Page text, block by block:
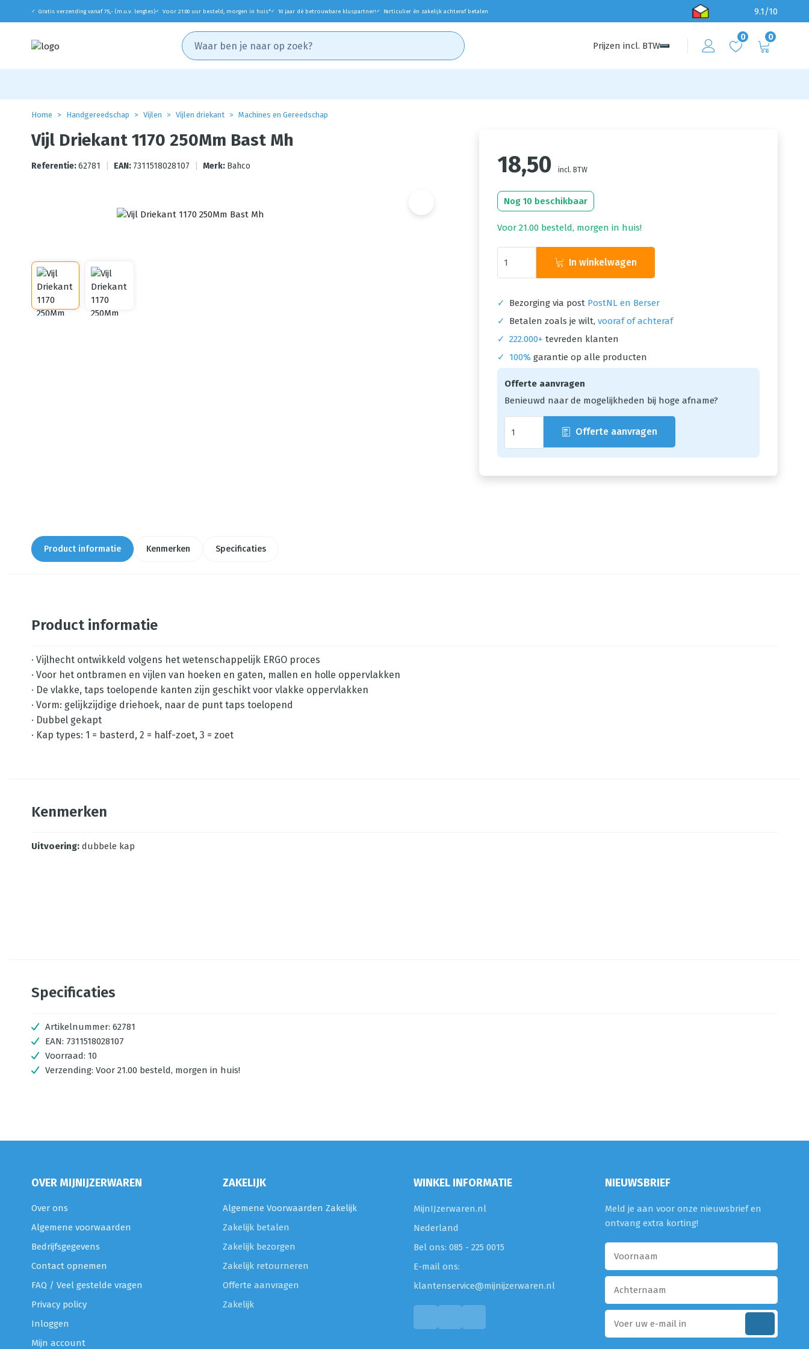
✓ Gratis verzending vanaf 75,- (m.u.v. lengtes)✓ Voor 21:00 uur besteld, morgen in huis*✓ 10 jaar dé betrouwbare kluspartner! ✓ Particulier én zakelijk achteraf betalen 9.1/10
Prijzen incl. BTW
0 0
Home Handgereedschap Vijlen Vijlen driekant Machines en Gereedschap
Vijl Driekant 1170 250Mm Bast Mh
Referentie:62781 EAN: 7311518028107 Merk: Bahco 18,50 incl. BTW
Nog 10 beschikbaar
Voor 21.00 besteld, morgen in huis!
In winkelwagen
✓ Bezorging via post PostNL en Berser
✓
Betalen zoals je wilt, vooraf of achteraf
✓ 222.000+ tevreden klanten
✓
100% garantie op alle producten
Offerte aanvragen
Benieuwd naar de mogelijkheden bij hoge afname?
Offerte aanvragen
Product informatie Kenmerken Specificaties
Product informatie
· Vijlhecht ontwikkeld volgens het wetenschappelijk ERGO proces
· Voor het ontbramen en vijlen van hoeken en gaten, mallen en holle oppervlakken
· De vlakke, taps toelopende kanten zijn geschikt voor vlakke oppervlakken
· Vorm: gelijkzijdige driehoek, naar de punt taps toelopend
· Dubbel gekapt
· Kap types: 1 = basterd, 2 = half-zoet, 3 = zoet
Kenmerken
Uitvoering: dubbele kap
Specificaties
Artikelnummer: 62781
EAN: 7311518028107
Voorraad: 10
Verzending: Voor 21.00 besteld, morgen in huis!
OVER MIJNIJZERWAREN
Over ons
Algemene voorwaarden
Bedrijfsgegevens
Contact opnemen
FAQ / Veel gestelde vragen
Privacy policy
Inloggen
Mijn account
ZAKELIJK
Algemene Voorwaarden Zakelijk
Zakelijk betalen
Zakelijk bezorgen
Zakelijk retourneren
Offerte aanvragen
Zakelijk
WINKEL INFORMATIE
MijnIJzerwaren.nl
Nederland
Bel ons: 085 - 225 0015
E-mail ons:
klantenservice@mijnijzerwaren.nl
NIEUWSBRIEF
Meld je aan voor onze nieuwsbrief en
ontvang extra korting!